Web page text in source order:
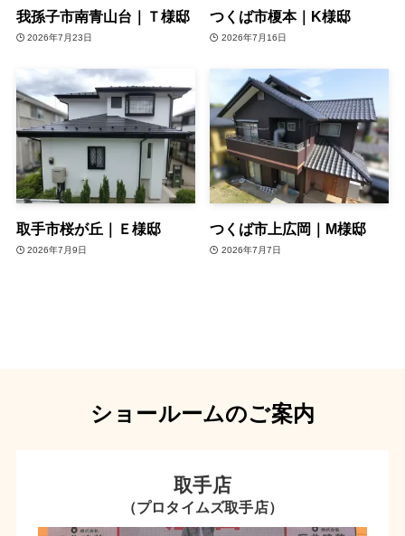
我孫子市南青山台｜Ｔ様邸
2026年7月23日
つくば市榎本｜K様邸
2026年7月16日
取手市桜が丘｜Ｅ様邸
2026年7月9日
つくば市上広岡｜M様邸
2026年7月7日
ショールームのご案内
取手店
（プロタイムズ取手店）